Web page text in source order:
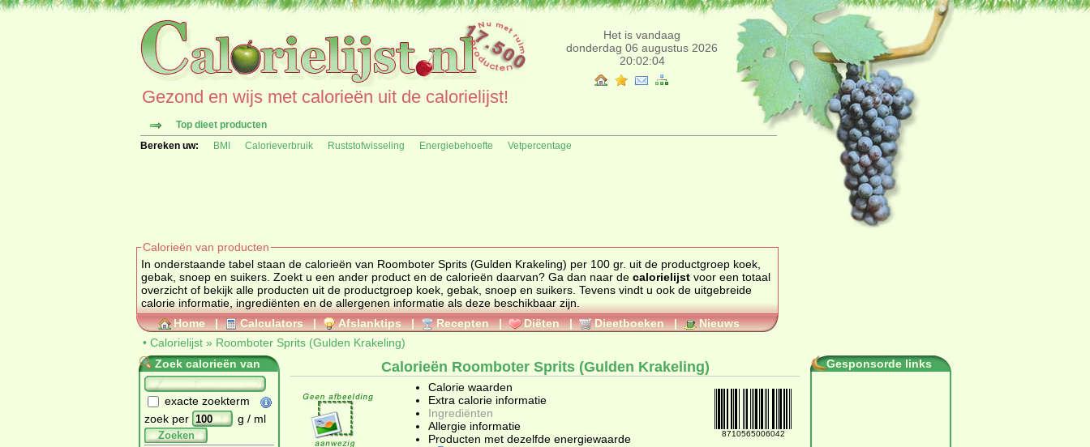
Het is vandaag
donderdag 06 augustus 2026
20:02:04
Gezond en wijs met calorieën uit de calorielijst!
Top dieet producten
Bereken uw:
BMI Calorieverbruik Ruststofwisseling Energiebehoefte Vetpercentage
Calorieën van producten
In onderstaande tabel staan de calorieën van Roomboter Sprits (Gulden Krakeling) per 100 gr. uit de productgroep koek,
gebak, snoep en suikers. Zoekt u een ander product en de calorieën daarvan? Ga dan naar de calorielijst voor een totaal
overzicht of bekijk alle producten uit de productgroep koek, gebak, snoep en suikers
calorie informatie, ingrediënten en de allergenen informatie als deze beschikbaar zijn.
Home | Calculators | Afslanktips | Recepten | Diëten | Dieetboeken |
Nieuws
• Calorielijst » Roomboter Sprits (Gulden Krakeling)
Zoek calorieën van
exacte zoekterm
zoek per
g / ml
Zoeken
Calorieën Roomboter Sprits (Gulden Krakeling)
8710565006042
Calorie waarden
Extra calorie informatie
Ingrediënten
Allergie informatie
Producten met dezelfde energiewaarde
Gesponsorde links